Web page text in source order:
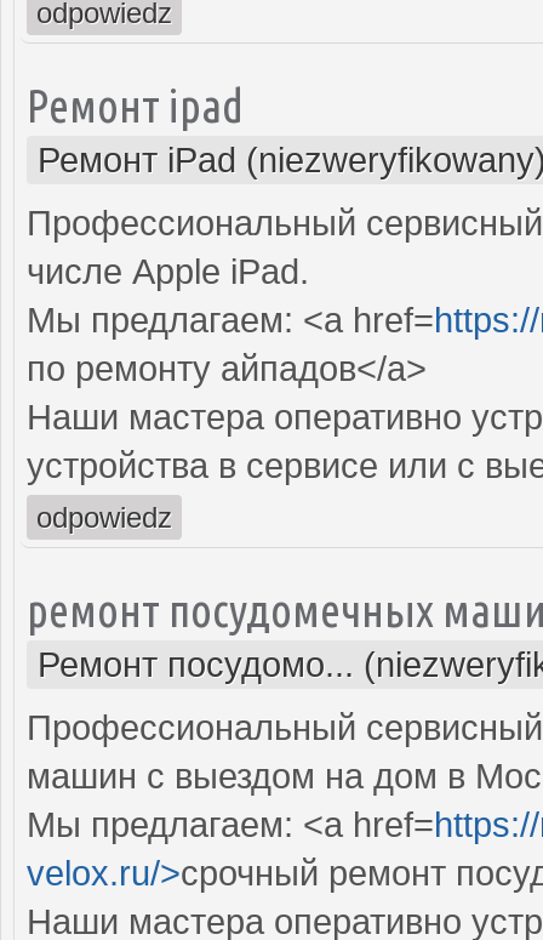
odpowiedz
Ремонт ipad
Ремонт iPad
Профессиональный
числе Apple iPad.
Мы предлагаем: <a href=
по ремонту айпадов</a>
Наши мастера оперативно
устройства в сервисе или с
odpowiedz
ремонт посудомечных
Ремонт посудомо...
Профессиональный
машин с выездом на дом в
Мы предлагаем: <a href=
velox.ru/>срочный ремонт
Наши мастера оперативно